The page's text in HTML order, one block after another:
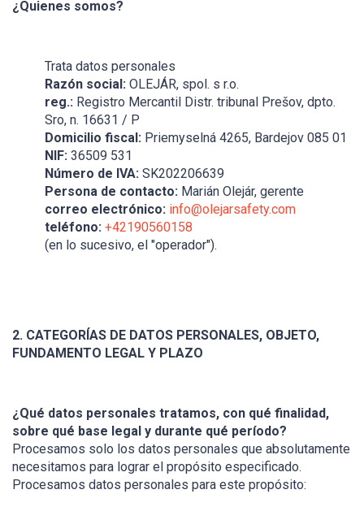
¿Quienes somos?
Trata datos personales
Razón social: OLEJÁR, spol. s r.o.
reg.: Registro Mercantil Distr. tribunal Prešov, dpto.
Sro, n. 16631 / P
Domicilio fiscal: Priemyselná 4265, Bardejov 085 01
NIF: 36509 531
Número de IVA: SK202206639
Persona de contacto: Marián Olejár, gerente
correo electrónico: info@olejarsafety.com
teléfono: +42190560158
(en lo sucesivo, el "operador").
2. CATEGORÍAS DE DATOS PERSONALES, OBJETO,
FUNDAMENTO LEGAL Y PLAZO
¿Qué datos personales tratamos, con qué finalidad,
sobre qué base legal y durante qué período?
Procesamos solo los datos personales que absolutamente
necesitamos para lograr el propósito especificado.
Procesamos datos personales para este propósito: